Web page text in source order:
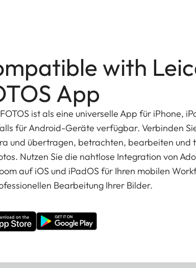
with
App
ist als eine universelle App für iPhone,
für Android-Geräte verfügbar. Verbinden
und übertragen, betrachten, bearbeiten und
Nutzen Sie die nahtlose Integration von
auf iOS und iPadOS für Ihren mobilen
Bearbeitung Ihrer Bilder.